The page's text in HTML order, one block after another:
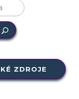
ZDROJE